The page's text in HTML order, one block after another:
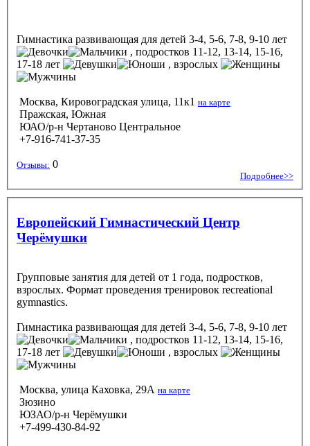
Гимнастика развивающая для детей 3-4, 5-6, 7-8, 9-10 лет
, подростков 11-12, 13-14, 15-16,
17-18 лет
, взрослых
Москва, Кировоградская улица, 11к1 на карте
Пражская, Южная
ЮАО/р-н Чертаново Центральное
+7-916-741-37-35
Отзывы: 0
Подробнее>>
Европейский Гимнастический Центр
Черёмушки
Групповые занятия для детей от 1 года, подростков,
взрослых. Формат проведения тренировок recreational
gymnastics.
Гимнастика развивающая для детей 3-4, 5-6, 7-8, 9-10 лет
, подростков 11-12, 13-14, 15-16,
17-18 лет
, взрослых
Москва, улица Каховка, 29А на карте
Зюзино
ЮЗАО/р-н Черёмушки
+7-499-430-84-92